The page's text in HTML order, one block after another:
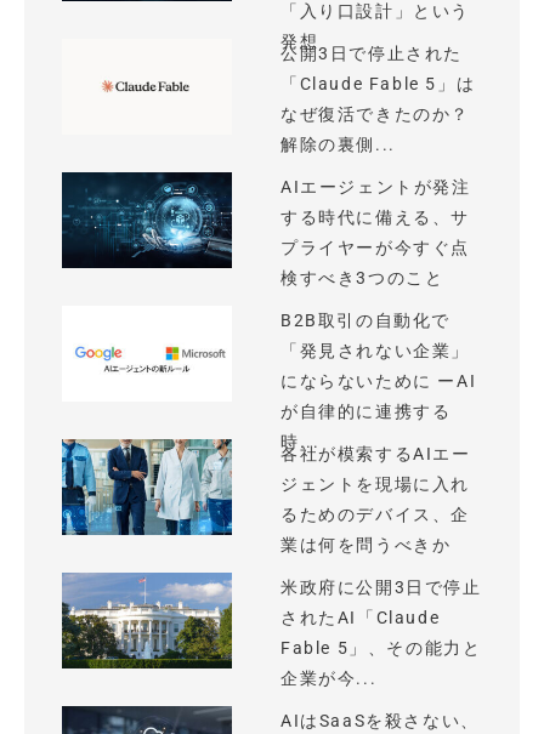
「入り口設計」という
発想
公開3日で停止された
「Claude Fable 5」は
なぜ復活できたのか？
解除の裏側...
AIエージェントが発注
する時代に備える、サ
プライヤーが今すぐ点
検すべき3つのこと
B2B取引の自動化で
「発見されない企業」
にならないために ーAI
が自律的に連携する
時...
各社が模索するAIエー
ジェントを現場に入れ
るためのデバイス、企
業は何を問うべきか
米政府に公開3日で停止
されたAI「Claude
Fable 5」、その能力と
企業が今...
AIはSaaSを殺さない、